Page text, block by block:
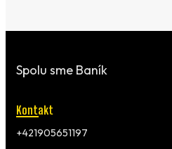
Spolu sme Baník
Kontakt
+421905651197